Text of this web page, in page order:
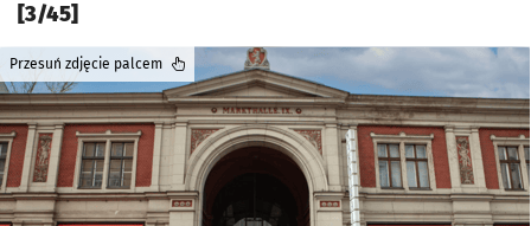
[3/45]
Przesuń zdjęcie palcem